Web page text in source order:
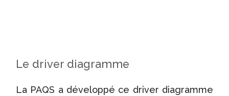
Le driver diagramme
La PAQS a développé ce driver diagramme